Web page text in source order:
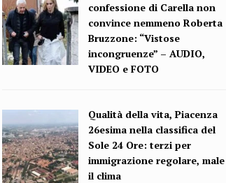
confessione di Carella non
convince nemmeno Roberta
Bruzzone: “Vistose
incongruenze” – AUDIO,
VIDEO e FOTO
Qualità della vita, Piacenza
26esima nella classifica del
Sole 24 Ore: terzi per
immigrazione regolare, male
il clima